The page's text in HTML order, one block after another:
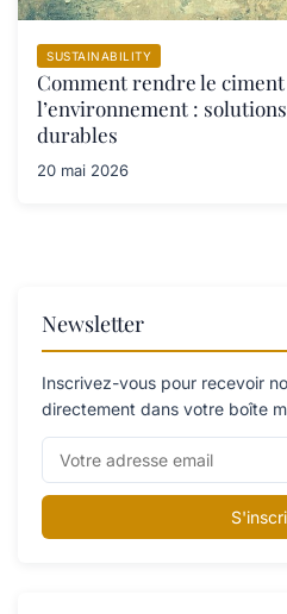
SUSTAINABILITY
Comment rendre le
l’environnement :
durables
20 mai 2026
Newsletter
Inscrivez-vous pour recevoir
directement dans votre boîte